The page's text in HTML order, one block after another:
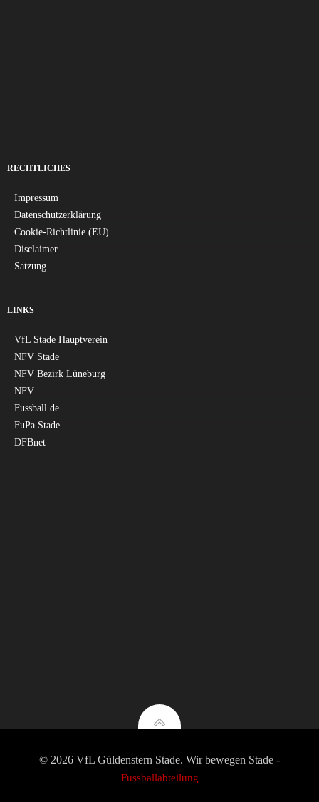
RECHTLICHES
Impressum
Datenschutzerklärung
Cookie-Richtlinie (EU)
Disclaimer
Satzung
LINKS
VfL Stade Hauptverein
NFV Stade
NFV Bezirk Lüneburg
NFV
Fussball.de
FuPa Stade
DFBnet
© 2026 VfL Güldenstern Stade. Wir bewegen Stade -
Fussballabteilung